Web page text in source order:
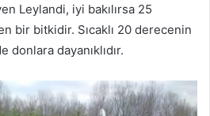
Leylandi, iyi bakılırsa 25
bir bitkidir. Sıcaklı 20 derecenin
donlara dayanıklıdır.